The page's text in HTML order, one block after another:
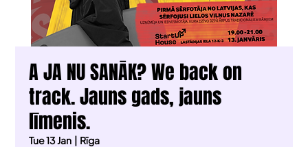
A JA NU SANĀK? We back on
track. Jauns gads, jauns
līmenis.
Tue 13 Jan
  |
Rīga